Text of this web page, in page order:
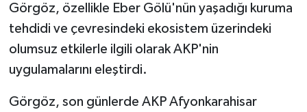
Görgöz, özellikle Eber Gölü'nün yaşadığı kuruma
tehdidi ve çevresindeki ekosistem üzerindeki
olumsuz etkilerle ilgili olarak AKP'nin
uygulamalarını eleştirdi.
Görgöz, son günlerde AKP Afyonkarahisar